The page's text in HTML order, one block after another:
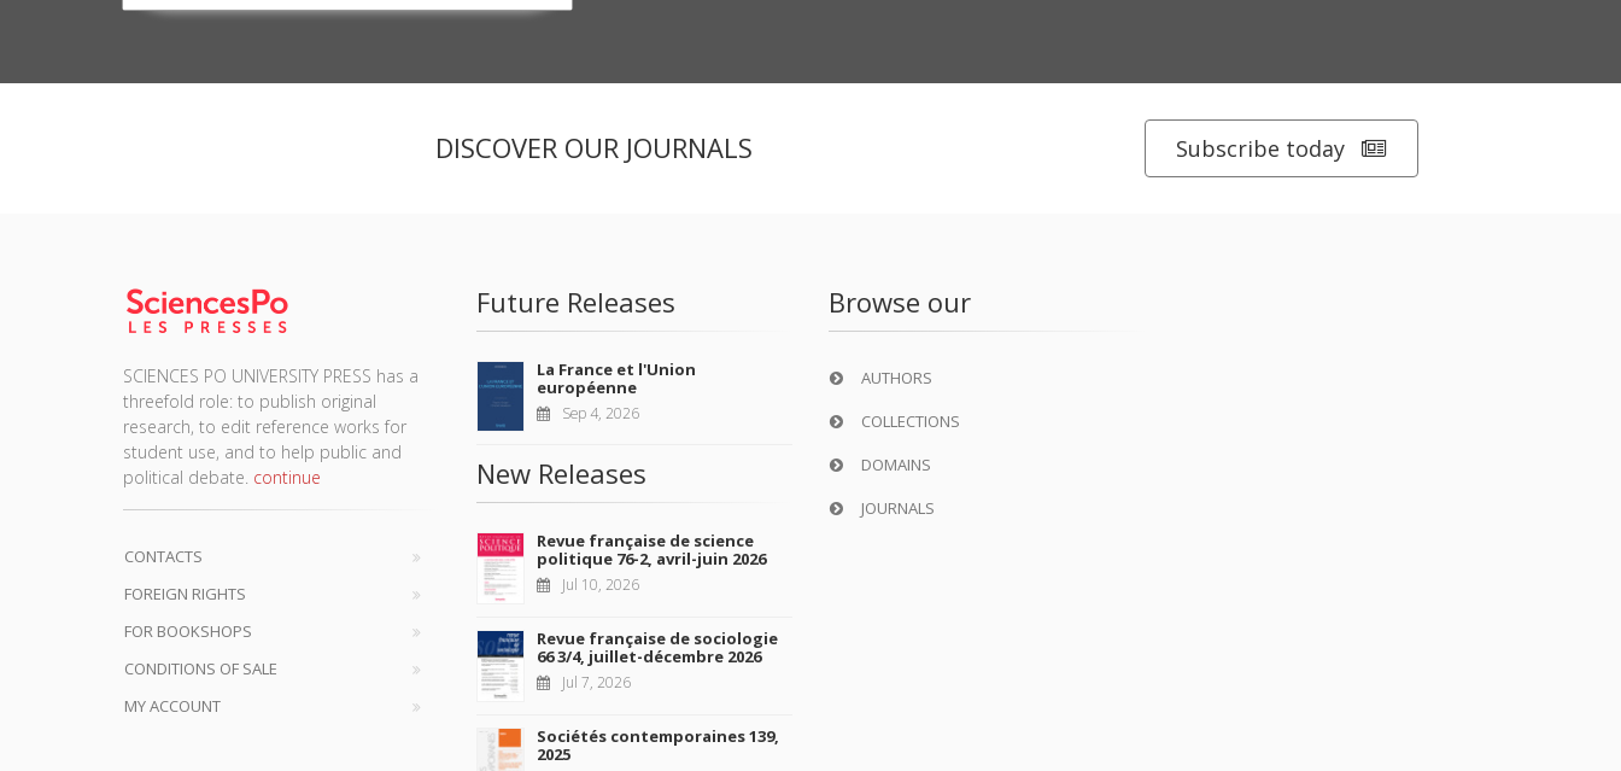
DISCOVER OUR JOURNALS Subscribe today
SCIENCES PO UNIVERSITY PRESS has a
threefold role: to publish original
research, to edit reference works for
student use, and to help public and
political debate. continue
CONTACTS
FOREIGN RIGHTS
FOR BOOKSHOPS
CONDITIONS OF SALE
MY ACCOUNT
Future Releases
La France et l'Union
européenne
Sep 4, 2026
New Releases
Revue française de science
politique 76-2, avril-juin 2026
Jul 10, 2026
Revue française de sociologie
66 3/4, juillet-décembre 2026
Jul 7, 2026
Sociétés contemporaines 139,
2025
Browse our
AUTHORS
COLLECTIONS
DOMAINS
JOURNALS